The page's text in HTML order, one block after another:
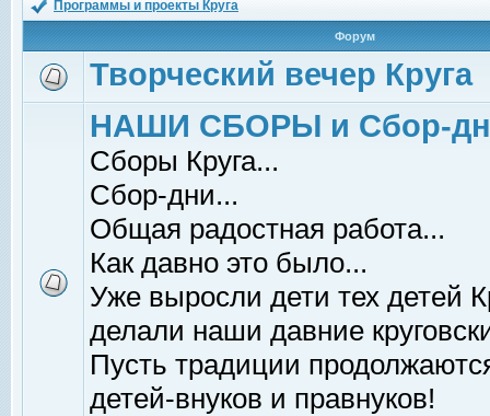
Программы и проекты Круга
Форум
Творческий вечер Круга
НАШИ СБОРЫ и Сбор-
Сборы Круга...
Сбор-дни...
Общая радостная работа...
Как давно это было...
Уже выросли дети тех детей
делали наши давние
Пусть традиции
детей-внуков и правнуков!